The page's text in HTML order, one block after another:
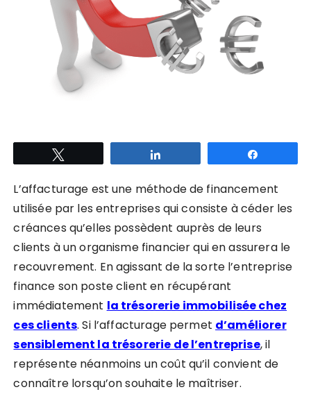
L’affacturage est une méthode de financement
utilisée par les entreprises qui consiste à céder les
créances qu’elles possèdent auprès de leurs
clients à un organisme financier qui en assurera le
recouvrement. En agissant de la sorte l’entreprise
finance son poste client en récupérant
immédiatement la trésorerie immobilisée chez
ces clients. Si l’affacturage permet d’améliorer
sensiblement la trésorerie de l’entreprise, il
représente néanmoins un coût qu’il convient de
connaître lorsqu’on souhaite le maîtriser.